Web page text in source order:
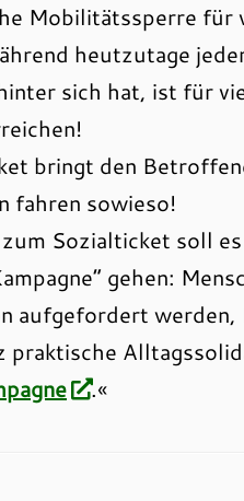
Mobilitätssperre für
heutzutage
sich hat, ist für
bringt den
fahren sowieso!
Sozialticket soll
gehen:
aufgefordert werden,
praktische
.«